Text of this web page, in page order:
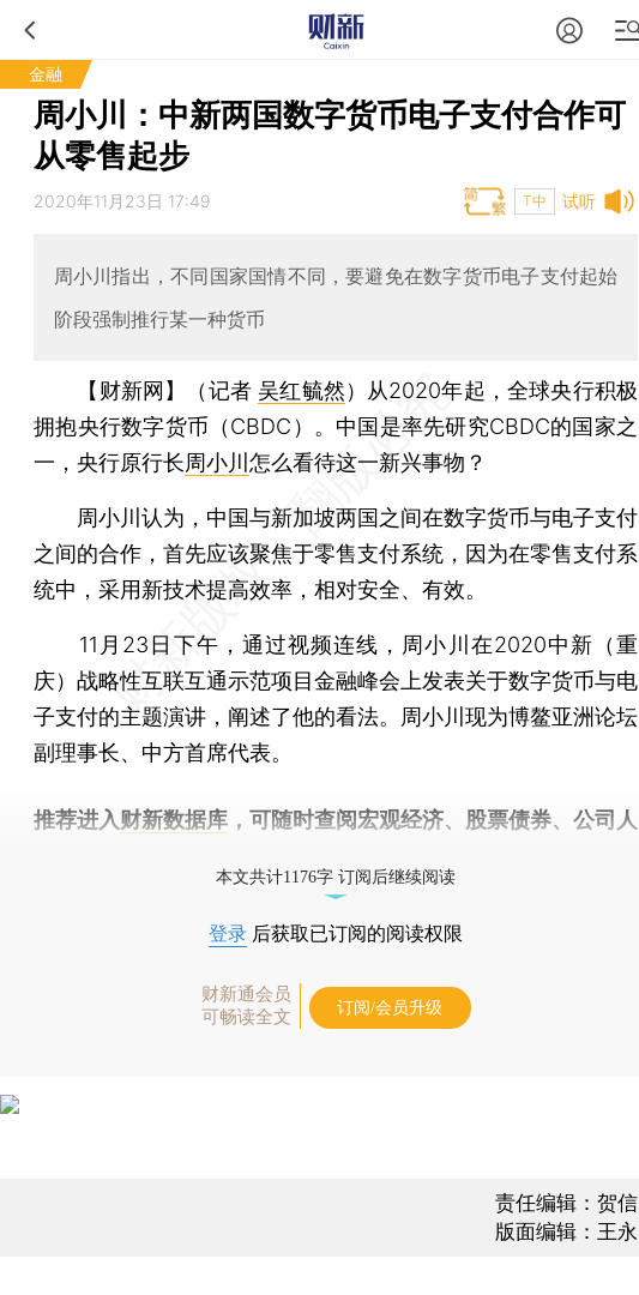
金融
周小川：中新两国数字货币电子支付合作可
从零售起步
试听
2020年11月23日 17:49 T中
周小川指出，不同国家国情不同，要避免在数字货币电子支付起始
阶段强制推行某一种货币
【财新网】（记者 吴红毓然） 从2020年起，全球央行积极
拥抱央行数字货币（CBDC）。中国是率先研究CBDC的国家之
一，央行原行长周小川怎么看待这一新兴事物？
周小川认为，中国与新加坡两国之间在数字货币与电子支付
之间的合作，首先应该聚焦于零售支付系统，因为在零售支付系
统中，采用新技术提高效率，相对安全、有效。
11月23日下午，通过视频连线，周小川在2020中新（重
庆）战略性互联互通示范项目金融峰会上发表关于数字货币与电
子支付的主题演讲，阐述了他的看法。周小川现为博鳌亚洲论坛
副理事长、中方首席代表。
推荐进入财新数据库 ，可随时查阅宏观经济、股票债券、公司人
本文共计1176字 订阅后继续阅读
登录 后获取已订阅的阅读权限
财新通会员
可畅读全文
订阅/会员升级
责任编辑：贺信
版面编辑：王永